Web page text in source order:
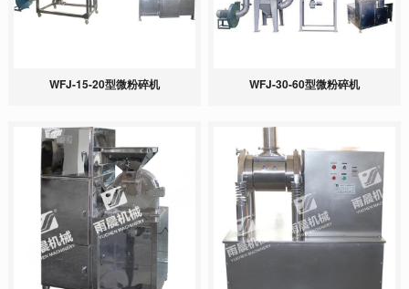
WFJ-15-20型微粉碎机 WFJ-30-60型微粉碎机